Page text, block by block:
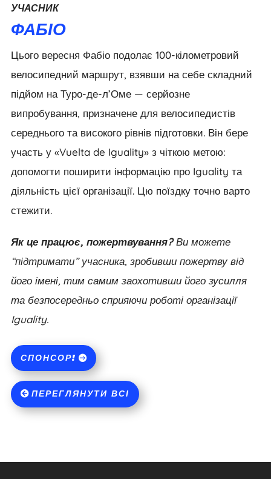
УЧАСНИК
ФАБІО
Цього вересня Фабіо подолає 100-кілометровий
велосипедний маршрут, взявши на себе складний
підйом на Туро-де-л’Оме — серйозне
випробування, призначене для велосипедистів
середнього та високого рівнів підготовки. Він бере
участь у «Vuelta de Iguality» з чіткою метою:
допомогти поширити інформацію про Iguality та
діяльність цієї організації. Цю поїздку точно варто
стежити.
Як це працює, пожертвування?Ви можете
“підтримати” учасника, зробивши пожертву від
його імені, тим самим заохотивши його зусилля
та безпосередньо сприяючи роботі організації
Iguality.
СПОНСОР!
ПЕРЕГЛЯНУТИ ВСІ